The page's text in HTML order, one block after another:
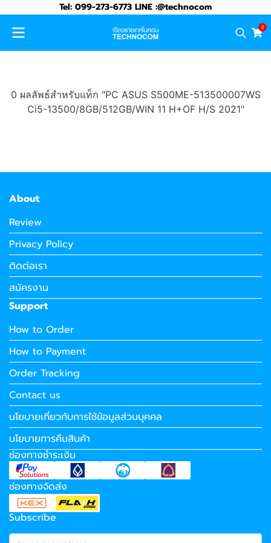
Tel: 099-273-6773 LINE :@technocom
0
0 ผลลัพธ์สำหรับแท็ก "PC ASUS S500ME-513500007WS
Ci5-13500/8GB/512GB/WIN 11 H+OF H/S 2021"
About
Review
Privacy Policy
ติดต่อเรา
สมัครงาน
Support
How to Order
How to Payment
Order Tracking
Contact us
นโยบายเกี่ยวกับการใช้ข้อมูลส่วนบุคคล
นโยบายการคืนสินค้า
ช่องทางชำระเงิน
ช่องทางจัดส่ง
Subscribe